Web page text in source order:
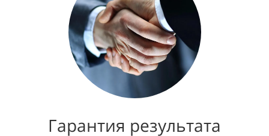
Гарантия результата